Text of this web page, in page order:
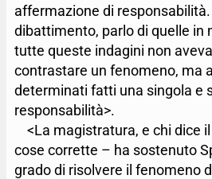
affermazione di
dibattimento, parlo di quelle in
tutte queste indagini non
contrastare un fenomeno, ma
determinati fatti una singola e
responsabilità>.
<La magistratura, e chi dice
cose corrette – ha sostenuto
grado di risolvere il fenomeno